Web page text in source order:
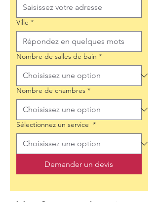
Ville *
Nombre de salles de bain *
Nombre de chambres *
Sélectionnez un service *
Demander un devis